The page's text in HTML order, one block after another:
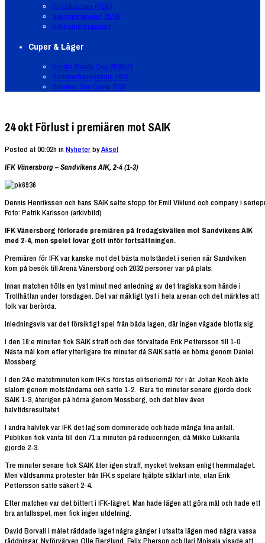
Privatpartner (PDF)
Säsongsrapport 25/26
Hållbarhetsrapport
Cuper & Läger
Nordic Bandy Cup 2026/27
Sommarbandyskola 2026
Summer Day Camp 2026
24 okt Förlust i premiären mot SAIK
Posted at 00:02h in NyheterbyAksel
IFK Vänersborg – Sandvikens AIK, 2-4 (1-3)
Dennis Henrikssen och hans SAIK satte stopp för Emil Viklund och company i
Foto: Patrik Karlsson (arkivbild)
IFK Vänersborg förlorade premiären på fredagskvällen mot Sandvikens AIK
med 2-4, men spelet lovar gott inför fortsättningen.
Premiären för IFK var kanske mot det bästa motståndet i serien när Sandviken
kom på besök till Arena Vänersborg och 2032 personer var på plats.
Innan matchen hölls en tyst minut med anledning av det tragiska som hände i
Trollhättan under torsdagen. Det var mäktigt tyst i hela arenan och det märktes att
folk var berörda.
Inledningsvis var det försiktigt spel från båda lagen, där ingen vågade blotta sig.
I den 16:e minuten fick SAIK straff och den förvaltade Erik Pettersson till 1-0.
Nästa mål kom efter ytterligare tre minuter då SAIK satte en hörna genom Daniel
Mossberg.
I den 24.e matchminuten kom IFK:s förstas elitseriemål för i år. Johan Koch åkte
slalom genom motståndarna och satte 1-2. Bara tio minuter senare gjorde dock
SAIK 1-3, återigen på hörna genom Mossberg, och det blev även
halvtidsresultatet.
I andra halvlek var IFK det lag som dominerade och hade många fina anfall.
Publiken fick vänta till den 71:a minuten på reduceringen, då Mikko Lukkarila
gjorde 2-3.
Tre minuter senare fick SAIK åter igen straff, mycket tveksam enligt hemmalaget.
Men våldsamma protester från IFK:s spelare hjälpte såklart inte, utan Erik
Pettersson satte säkert 2-4.
Efter matchen var det bittert i IFK-lägret. Man hade lägen att göra mål och hade ett
bra anfallsspel, men fick ingen utdelning.
David Borvall i målet räddade laget några gånger i utsatta lägen med några vassa
räddningar. Nyförvärven Olle Berglund, Felix Pherson och Ilari Moisala visade att